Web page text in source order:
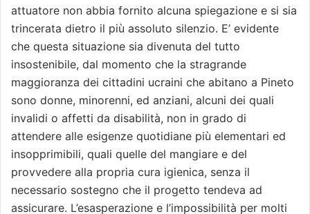
attuatore non abbia fornito alcuna spiegazione e si sia
trincerata dietro il più assoluto silenzio. E’ evidente
che questa situazione sia divenuta del tutto
insostenibile, dal momento che la stragrande
maggioranza dei cittadini ucraini che abitano a Pineto
sono donne, minorenni, ed anziani, alcuni dei quali
invalidi o affetti da disabilità, non in grado di
attendere alle esigenze quotidiane più elementari ed
insopprimibili, quali quelle del mangiare e del
provvedere alla propria cura igienica, senza il
necessario sostegno che il progetto tendeva ad
assicurare. L’esasperazione e l’impossibilità per molti